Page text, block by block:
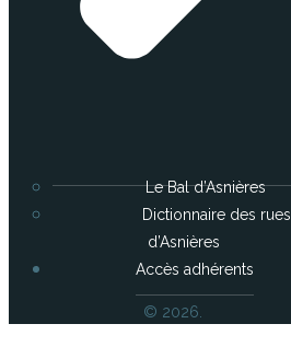
Le Bal d’Asnières
Dictionnaire des rues
d’Asnières
Accès adhérents
© 2026.